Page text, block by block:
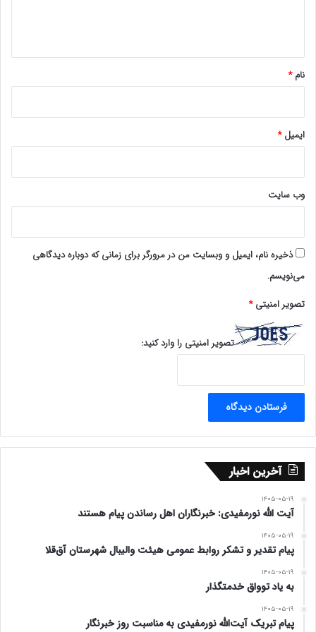
WWW.ULKAMIZ.IR
نام*
ایمیل*
وب‌ سایت
ذخیره نام، ایمیل و وبسایت من در مرورگر برای زمانی که دوباره دیدگاهی
می‌نویسم.
تصویر امنیتی*
تصویر امنیتی را وارد کنید:
آخرین اخبار
۱۴۰۵-۰۵-۱۹
آیت الله نورمفیدی: خبرنگاران اهل رساندن پیام هستند
۱۴۰۵-۰۵-۱۹
پیام تقدیر و تشکر روابط عمومی هیئت والیبال شهرستان آق‌قلا
۱۴۰۵-۰۵-۱۹
به یاد توواق خدمتگذار
۱۴۰۵-۰۵-۱۹
پیام تبریک آیت‌الله نورمفیدی به مناسبت روز خبرنگار